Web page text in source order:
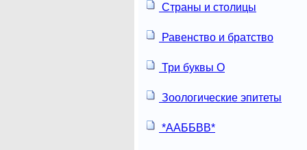
Страны и столицы
Равенство и братство
Три буквы О
Зоологические эпитеты
*ААББВВ*